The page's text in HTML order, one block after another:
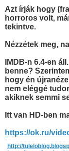
Azt írják hogy
horroros volt,
tekintve.
Nézzétek meg,
IMDB-n 6.4-en
benne?
hogy én
nem eléggé
akiknek semmi
Itt van HD-ben
https://ok.ru/
http://